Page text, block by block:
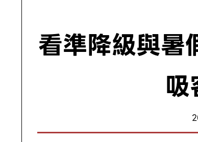
看準降級與暑